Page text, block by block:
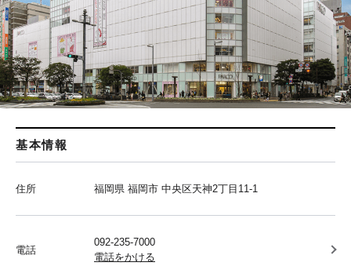
基本情報
住所 福岡県 福岡市 中央区天神2丁目11-1
電話
092-235-7000
電話をかける